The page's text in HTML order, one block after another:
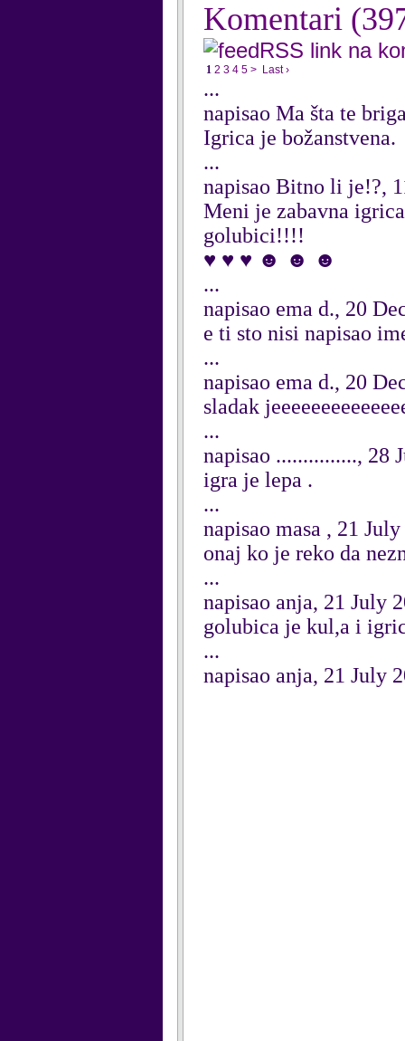
Komentari
RSS link na
1 2 3 4 5 > Last ›
...
napisao Ma šta te
Igrica je božanstvena.
...
napisao Bitno li je!?,
Meni je zabavna
golubici!!!!
♥ ♥ ♥ ☻ ☻ ☻
...
napisao ema d., 20
e ti sto nisi napisao
...
napisao ema d., 20
sladak
...
napisao ..............., 28
igra je lepa .
...
napisao masa , 21
onaj ko je reko da
...
napisao anja, 21 July
golubica je kul,a i
...
napisao anja, 21 July